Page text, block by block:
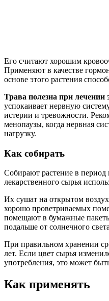
Его считают хорошим
Применяют в качестве
основе этого растения
Трава полезна при лечении
успокаивает нервную
истерии и тревожности.
менопаузы, когда нервная
нагрузку.
Как собирать
Собирают растение в период
лекарственного сырья
Их сушат на открытом
хорошо проветриваемых
помещают в бумажные
подальше от солнечного
При правильном хранении
лет. Если цвет сырья
употребления, это может
Как применять